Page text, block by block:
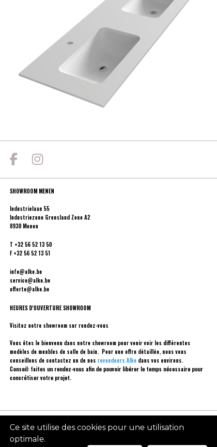
Ce site utilise des cookies pour une utilisation
optimale.
SHOWROOM MENEN
Industrielaan 55
Industriezone Grensland Zone A2
8930 Menen
T +32 56 52 13 50
F +32 56 52 13 51
info@alke.be
service@alke.be
offerte@alke.be
HEURES D'OUVERTURE SHOWROOM
Visitez notre showroom sur rendez-vous
Vous êtes le bienvenu dans notre showroom pour venir voir les différentes
modèles de meubles de salle de bain. Pour une offre détaillée, nous vous
conseillons de contactez un de nos revendeurs Alke dans vos environs.
Conseil: faites un rendez-vous afin de pouvoir libérer le temps nécessaire pour
concrétiser votre projet.
2026 Alke